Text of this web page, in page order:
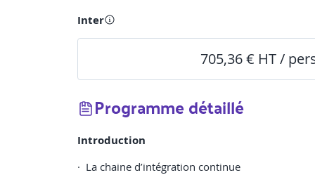
Inter
705,36 € HT /
Programme détaillé
Introduction
· La chaine d’intégration continue